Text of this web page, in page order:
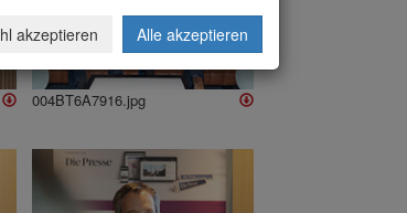
004BT6A7916.jpg
akzeptieren Alle akzeptieren